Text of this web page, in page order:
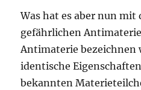
Was hat es aber nun mit
gefährlichen
Antimaterie bezeichnen
identische
bekannten